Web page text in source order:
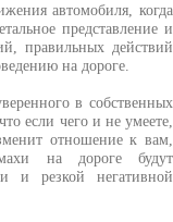
автомобиля, когда
представление и
правильных действий
на дороге.
в собственных
если чего и не умеете,
отношение к вам,
на дороге будут
и резкой негативной